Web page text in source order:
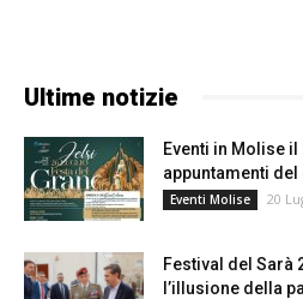
Ultime notizie
Eventi in Molise
appuntamenti
Eventi Molise 20
Festival del Sarà
l’illusione della